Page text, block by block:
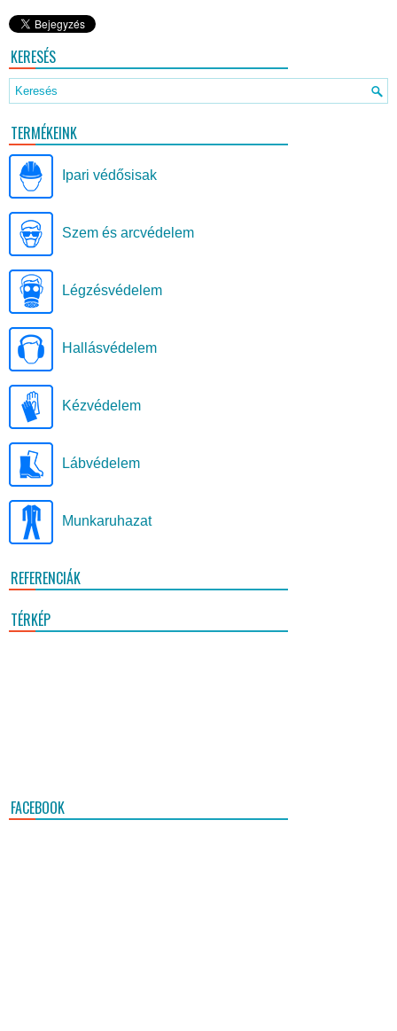
KERESÉS
TERMÉKEINK
Ipari védősisak
Szem és arcvédelem
Légzésvédelem
Hallásvédelem
Kézvédelem
Lábvédelem
Munkaruhazat
REFERENCIÁK
TÉRKÉP
FACEBOOK